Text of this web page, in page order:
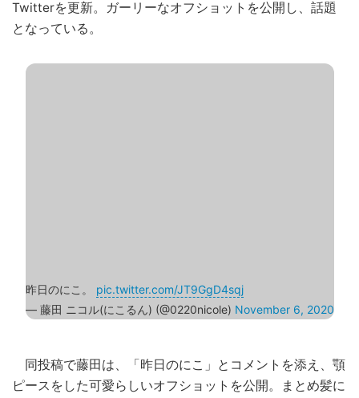
Twitterを更新。ガーリーなオフショットを公開し、話題
となっている。
昨日のにこ。 pic.twitter.com/JT9GgD4sqj
— 藤田 ニコル(にこるん) (@0220nicole) November 6, 2020
同投稿で藤田は、「昨日のにこ」とコメントを添え、顎
ピースをした可愛らしいオフショットを公開。まとめ髪に